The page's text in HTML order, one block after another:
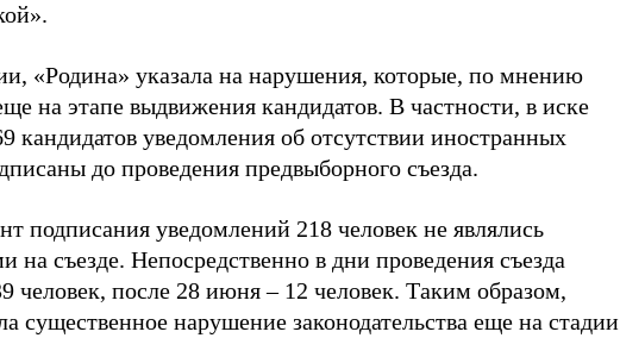
«Родина» указала на нарушения, которые, по мнению
на этапе выдвижения кандидатов. В частности, в иске
кандидатов уведомления об отсутствии иностранных
до проведения предвыборного съезда.
подписания уведомлений 218 человек не являлись
на съезде. Непосредственно в дни проведения съезда
человек, после 28 июня – 12 человек. Таким образом,
существенное нарушение законодательства еще на стадии